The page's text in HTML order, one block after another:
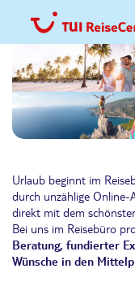
Urlaub beginnt im
durch unzählige Online-
direkt mit dem
Bei uns im Reisebüro
Beratung, fundierter
Wünsche in den